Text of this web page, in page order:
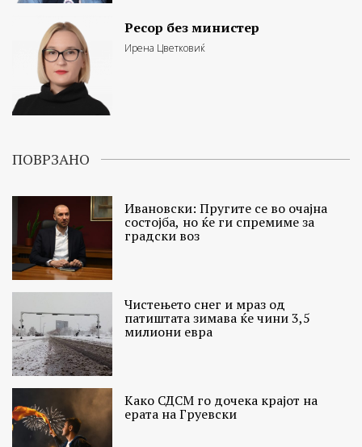
Ресор без министер
Ирена Цветковиќ
ПОВРЗАНО
Ивановски: Пругите се во очајна
состојба, но ќе ги спремиме за
градски воз
Чистењето снег и мраз од
патиштата зимава ќе чини 3,5
милиони евра
Како СДСМ го дочека крајот на
ерата на Груевски